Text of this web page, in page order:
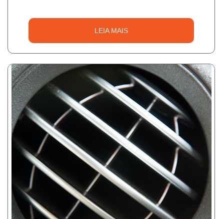
LEIA MAIS